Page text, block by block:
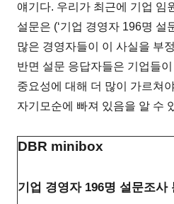
얘기다. 우리가 최근에 기업 임
설문은 (‘기업 경영자 196명 설
많은 경영자들이 이 사실을 부
반면 설문 응답자들은 기업들
중요성에 대해 더 많이 가르쳐
자기모순에 빠져 있음을 알 수
DBR minibox
기업 경영자 196명 설문조사